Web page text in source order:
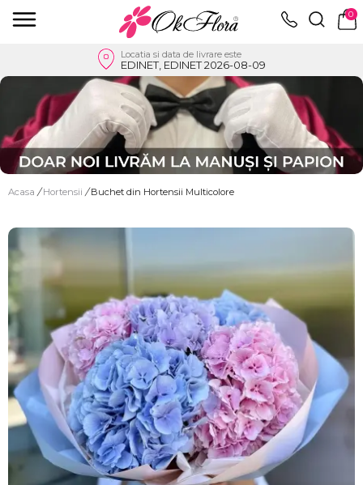
0
Locatia si data de livrare este
EDINET, EDINET 2026-08-09
Acasa / Hortensii / Buchet din Hortensii Multicolore